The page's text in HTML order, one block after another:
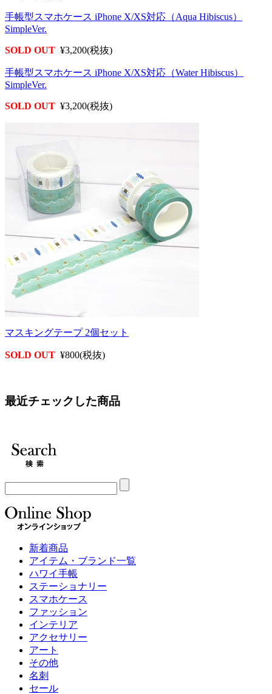
手帳型スマホケース iPhone X/XS対応（Aqua Hibiscus）
SimpleVer.
SOLD OUT ¥3,200(税抜)
手帳型スマホケース iPhone X/XS対応（Water Hibiscus）
SimpleVer.
SOLD OUT ¥3,200(税抜)
マスキングテープ 2個セット
SOLD OUT ¥800(税抜)
最近チェックした商品
新着商品
アイテム・ブランド一覧
ハワイ手帳
ステーショナリー
スマホケース
ファッション
インテリア
アクセサリー
アート
その他
名刺
セール